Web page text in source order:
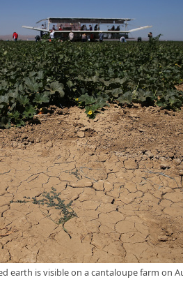
earth is visible on a cantaloupe farm on